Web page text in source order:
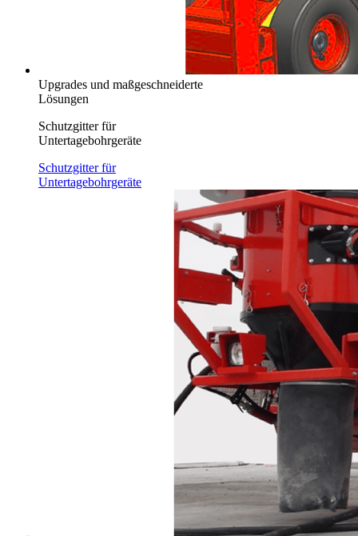
Upgrades und maßgeschneiderte
Lösungen
Schutzgitter für
Untertagebohrgeräte
Schutzgitter für
Untertagebohrgeräte